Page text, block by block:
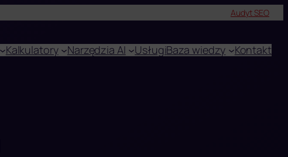
Audyt SEO
Kalkulatory Narzędzia AI UsługiBaza wiedzy Kontakt